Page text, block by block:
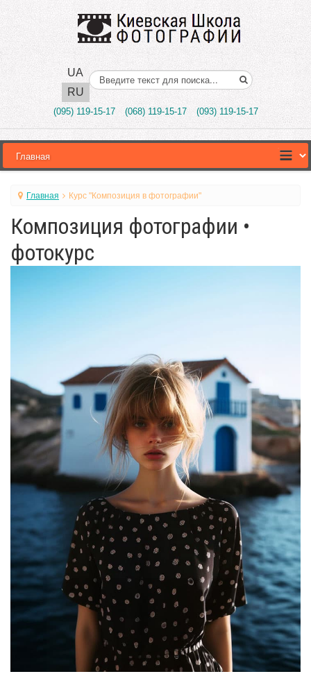
UA
RU
Поиск..
(095) 119-15-17 (068) 119-15-17 (093) 119-15-17
Главная Курс "Композиция в фотографии"
Композиция фотографии •
фотокурс